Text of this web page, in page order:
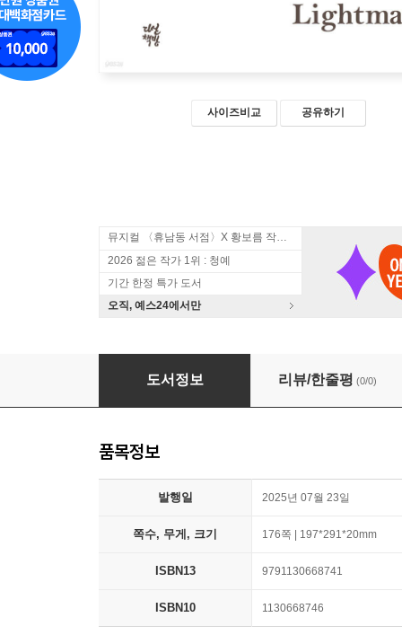
사이즈비교 공유하기
뮤지컬 〈휴남동 서점〉X 황보름 작가 북토크
2026 젊은 작가 1위 : 청예
기간 한정 특가 도서
오직, 예스24에서만
아인슈타인의 꿈 (큰글자도서)
도서정보 리뷰/한줄평 (0/0)
품목정보
발행일 2025년 07월 23일
쪽수, 무게, 크기 176쪽 | 197*291*20mm
ISBN13 9791130668741
ISBN10 1130668746